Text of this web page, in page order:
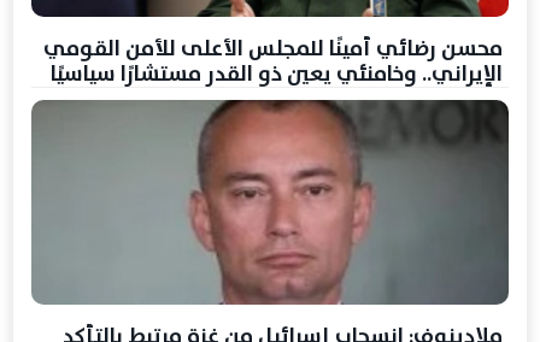
محسن رضائي أمينًا للمجلس الأعلى للأمن القومي
الإيراني.. وخامنئي يعين ذو القدر مستشارًا سياسيًا